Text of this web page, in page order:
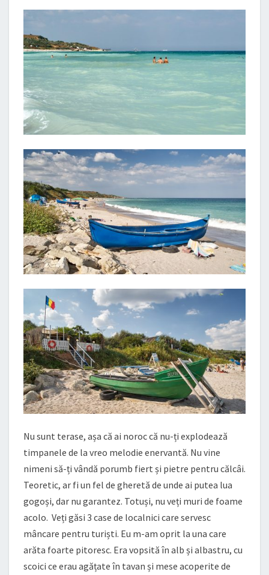
Nu sunt terase, așa că ai noroc că nu-ți explodează
timpanele de la vreo melodie enervantă. Nu vine
nimeni să-ți vândă porumb fiert și pietre pentru călcâi.
Teoretic, ar fi un fel de gheretă de unde ai putea lua
gogoși, dar nu garantez. Totuși, nu veți muri de foame
acolo. Veți găsi 3 case de localnici care servesc
mâncare pentru turiști. Eu m-am oprit la una care
arăta foarte pitoresc. Era vopsită în alb și albastru, cu
scoici ce erau agățate în tavan și mese acoperite de